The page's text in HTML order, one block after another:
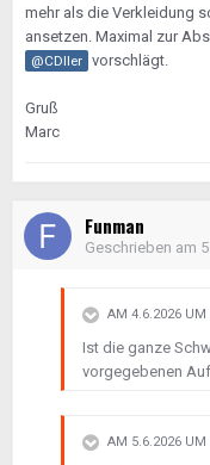
mehr als die Verkleidung
ansetzen. Maximal zur
@CDIler vorschlägt.
Gruß
Marc
Funman
Geschrieben am
AM 4.6.2026 UM
Ist die ganze
vorgegebenen
AM 5.6.2026 UM